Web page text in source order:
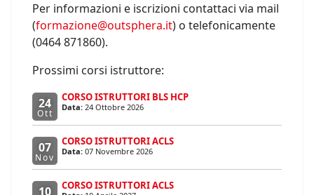
Per informazioni e iscrizioni contattaci via mail
(formazione@outsphera.it) o telefonicamente
(0464 871860).
Prossimi corsi istruttore:
24
Ott
CORSO ISTRUTTORI BLS HCP
Data: 24 Ottobre 2026
07
Nov
CORSO ISTRUTTORI ACLS
Data: 07 Novembre 2026
10 CORSO ISTRUTTORI ACLS